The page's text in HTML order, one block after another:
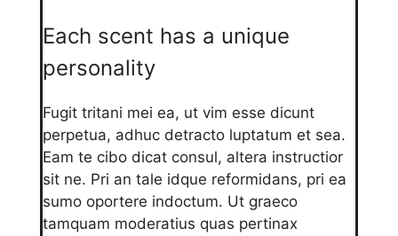
Each scent has a unique
personality
Fugit tritani mei ea, ut vim esse dicunt
perpetua, adhuc detracto luptatum et sea.
Eam te cibo dicat consul, altera instructior
sit ne. Pri an tale idque reformidans, pri ea
sumo oportere indoctum. Ut graeco
tamquam moderatius quas pertinax